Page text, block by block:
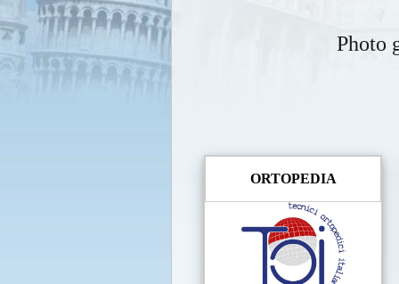
Photo
ORTOPEDIA